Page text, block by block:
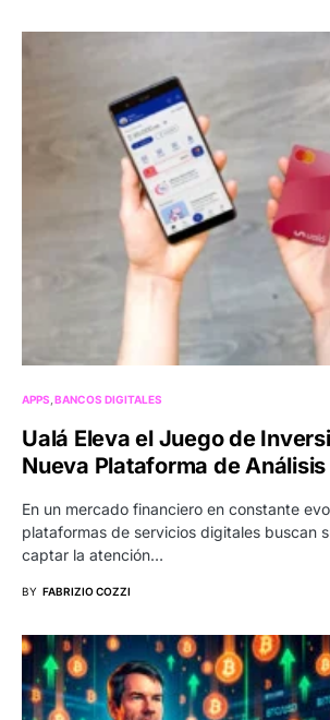
APPS BANCOS DIGITALES
Ualá Eleva el Juego de
Nueva Plataforma de
En un mercado financiero en constante
plataformas de servicios digitales buscan
captar la atención…
BY FABRIZIO COZZI